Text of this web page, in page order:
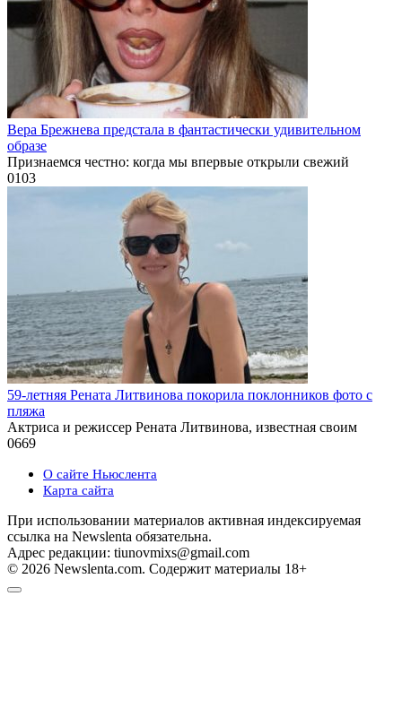
Вера Брежнева предстала в фантастически удивительном
образе
Признаемся честно: когда мы впервые открыли свежий
0103
59-летняя Рената Литвинова покорила поклонников фото с
пляжа
Актриса и режиссер Рената Литвинова, известная своим
0669
О сайте Ньюслента
Карта сайта
При использовании материалов активная индексируемая
ссылка на Newslenta обязательна.
Адрес редакции: tiunovmixs@gmail.com
© 2026 Newslenta.com. Содержит материалы 18+